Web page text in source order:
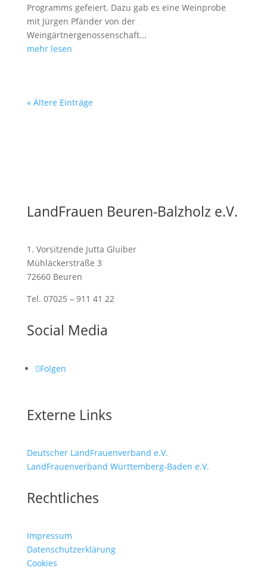
Programms gefeiert. Dazu gab es eine Weinprobe
mit Jürgen Pfänder von der
Weingärtnergenossenschaft...
mehr lesen
« Ältere Einträge
LandFrauen Beuren-Balzholz e.V.
1. Vorsitzende Jutta Gluiber
Mühläckerstraße 3
72660 Beuren
Tel. 07025 – 911 41 22
Social Media
Folgen
Externe Links
Deutscher LandFrauenverband e.V.
LandFrauenverband Württemberg-Baden e.V.
Rechtliches
Impressum
Datenschutzerklärung
Cookies